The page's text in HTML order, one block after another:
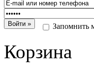
Запомнить
Корзина